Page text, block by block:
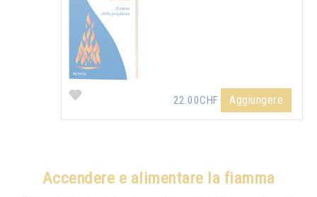
22.00CHF Aggiungere
Accendere e alimentare la fiamma